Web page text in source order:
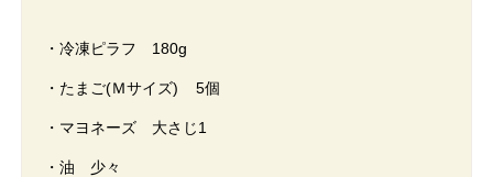
・冷凍ピラフ 180g
・たまご(Ｍサイズ) 5個
・マヨネーズ 大さじ1
・油 少々